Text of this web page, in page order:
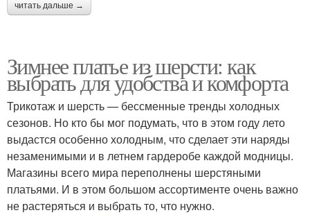
читать дальше →
Зимнее платье из шерсти: как
выбрать для удобства и комфорта
Трикотаж и шерсть — бессменные тренды холодных
сезонов. Но кто бы мог подумать, что в этом году лето
выдастся особенно холодным, что сделает эти наряды
незаменимыми и в летнем гардеробе каждой модницы.
Магазины всего мира переполнены шерстяными
платьями. И в этом большом ассортименте очень важно
не растеряться и выбрать то, что нужно.